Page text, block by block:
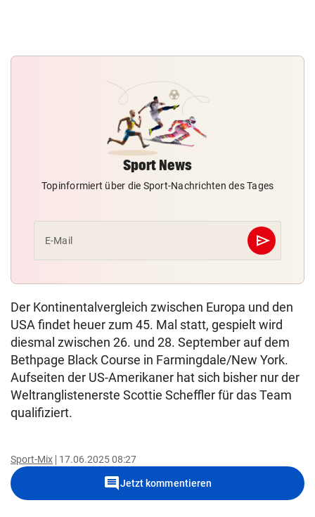
Sport News
Topinformiert über die Sport-Nachrichten des Tages
E-Mail send
Abschicken
Der Kontinentalvergleich zwischen Europa und den
USA findet heuer zum 45. Mal statt, gespielt wird
diesmal zwischen 26. und 28. September auf dem
Bethpage Black Course in Farmingdale/New York.
Aufseiten der US-Amerikaner hat sich bisher nur der
Weltranglistenerste Scottie Scheffler für das Team
qualifiziert.
Sport-Mix 17.06.2025 08:27
commentJetzt kommentieren